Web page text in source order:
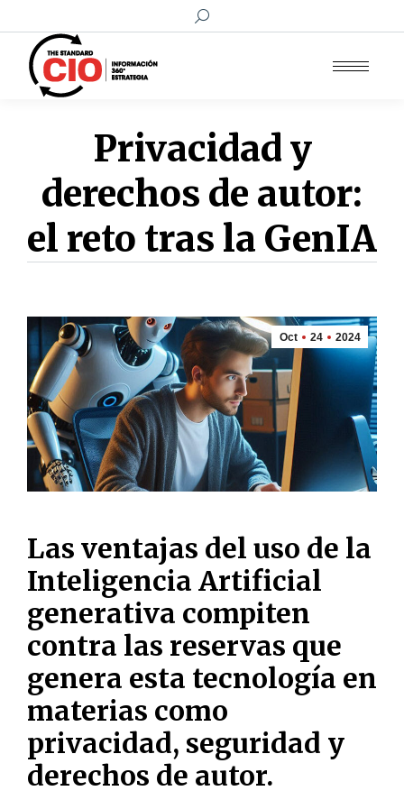
Buscar:
Privacidad y
derechos de autor:
el reto tras la GenIA
Oct 24 2024
Las ventajas del uso de la
Inteligencia Artificial
generativa compiten
contra las reservas que
genera esta tecnología en
materias como
privacidad, seguridad y
derechos de autor.